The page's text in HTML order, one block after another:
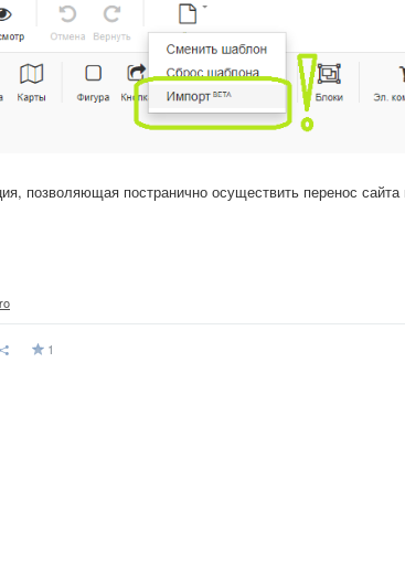
позволяющая постранично осуществить перенос
1